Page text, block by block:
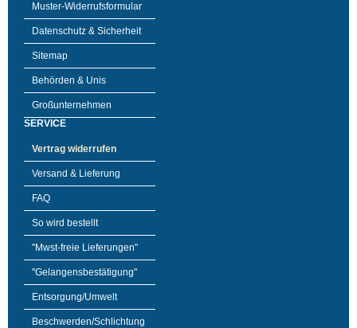
Muster-Widerrufsformular
Datenschutz & Sicherheit
Sitemap
Behörden & Unis
Großunternehmen
SERVICE
Vertrag widerrufen
Versand & Lieferung
FAQ
So wird bestellt
"Mwst-freie Lieferungen"
"Gelangensbestätigung"
Entsorgung/Umwelt
Beschwerden/Schlichtung